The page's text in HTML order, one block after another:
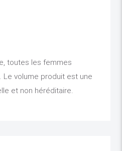
toutes les femmes
Le volume produit est une
et non héréditaire.